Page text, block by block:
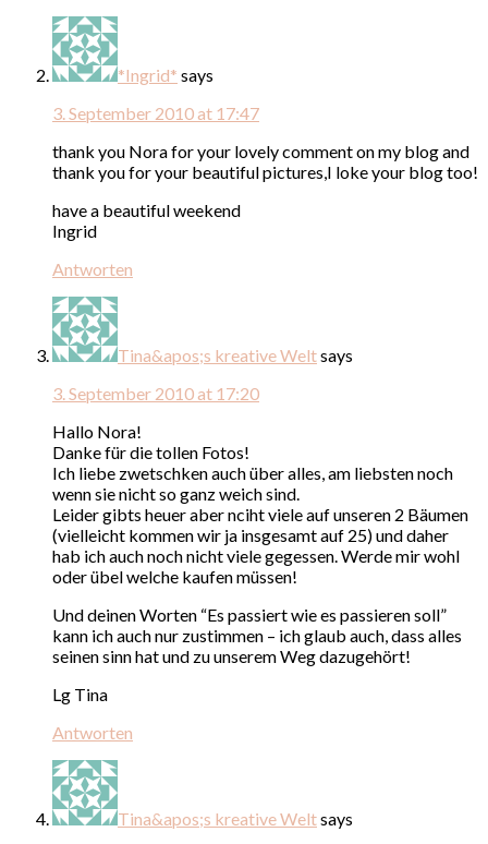
*Ingrid* says
3. September 2010 at 17:47
thank you Nora for your lovely comment on my blog and
thank you for your beautiful pictures,I loke your blog too!
have a beautiful weekend
Ingrid
Antworten
Tina&apos;s kreative Weltsays
3. September 2010 at 17:20
Hallo Nora!
Danke für die tollen Fotos!
Ich liebe zwetschken auch über alles, am liebsten noch
wenn sie nicht so ganz weich sind.
Leider gibts heuer aber nciht viele auf unseren 2 Bäumen
(vielleicht kommen wir ja insgesamt auf 25) und daher
hab ich auch noch nicht viele gegessen. Werde mir wohl
oder übel welche kaufen müssen!
Und deinen Worten “Es passiert wie es passieren soll”
kann ich auch nur zustimmen – ich glaub auch, dass alles
seinen sinn hat und zu unserem Weg dazugehört!
Lg Tina
Antworten
Tina&apos;s kreative Weltsays